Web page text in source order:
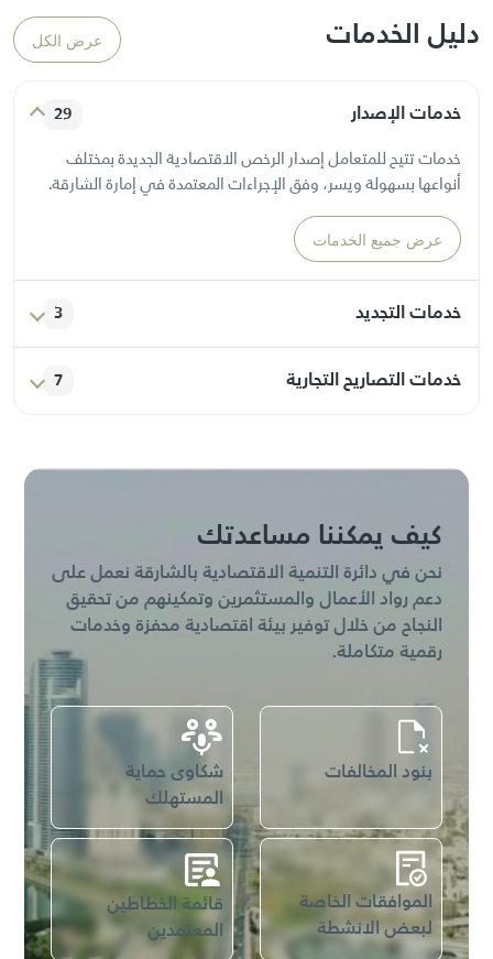
دليل الخدمات عرض الكل
خدمات الإصدار
29
خدمات تتيح للمتعامل إصدار الرخص الاقتصادية الجديدة بمختلف
أنواعها بسهولة ويسر، وفق الإجراءات المعتمدة في إمارة الشارقة.
عرض جميع الخدمات
خدمات التجديد
3
على الانتهاء، بما يضمن استمرارية النشاط التجاري دون انقطاع.
خدمات التصاريح التجارية
7
كيف يمكننا مساعدتك
نحن في دائرة التنمية الاقتصادية بالشارقة نعمل على
دعم رواد الأعمال والمستثمرين وتمكينهم من تحقيق
النجاح من خلال توفير بيئة اقتصادية محفزة وخدمات
رقمية متكاملة.
بنود المخالفات
شكاوى حماية
المستهلك
الموافقات الخاصة
لبعض الانشطة
قائمة الخطاطين
المعتمدين